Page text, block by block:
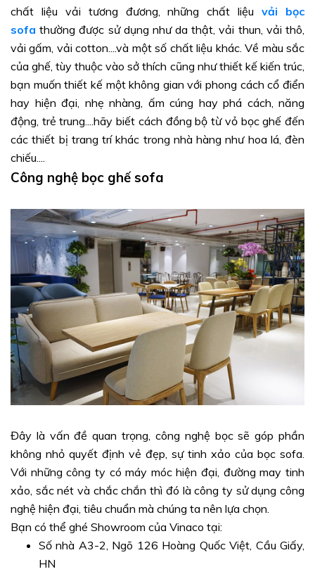
chất liệu vải tương đương, những chất liệuvải bọc
sofa thường được sử dụng như da thật, vải thun, vải thô,
vải gấm, vải cotton....và một số chất liệu khác. Về màu sắc
của ghế, tùy thuộc vào sở thích cũng như thiết kế kiến trúc,
bạn muốn thiết kế một không gian với phong cách cổ điển
hay hiện đại, nhẹ nhàng, ấm cúng hay phá cách, năng
động, trẻ trung....hãy biết cách đồng bộ từ vỏ bọc ghế đến
các thiết bị trang trí khác trong nhà hàng như hoa lá, đèn
chiếu....
Công nghệ bọc ghế sofa
Đây là vấn đề quan trọng, công nghệ bọc sẽ góp phần
không nhỏ quyết định vẻ đẹp, sự tinh xảo của bọc sofa.
Với những công ty có máy móc hiện đại, đường may tinh
xảo, sắc nét và chắc chắn thì đó là công ty sử dụng công
nghệ hiện đại, tiêu chuẩn mà chúng ta nên lựa chọn.
Bạn có thể ghé Showroom của Vinaco tại:
Số nhà A3-2, Ngõ 126 Hoàng Quốc Việt, Cầu Giấy,
HN